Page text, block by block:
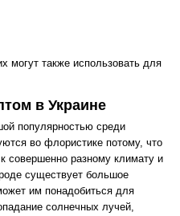
могут также использовать для
в Украине
популярностью среди
во флористике потому, что
совершенно разному климату и
существует большое
им понадобиться для
солнечных лучей,